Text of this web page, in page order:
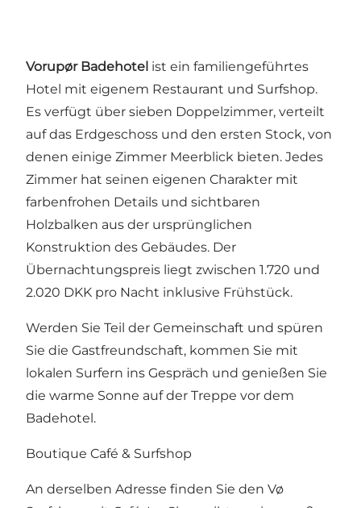
Vorupør Badehotel ist ein familiengeführtes
Hotel mit eigenem Restaurant und Surfshop.
Es verfügt über sieben Doppelzimmer, verteilt
auf das Erdgeschoss und den ersten Stock, von
denen einige Zimmer Meerblick bieten. Jedes
Zimmer hat seinen eigenen Charakter mit
farbenfrohen Details und sichtbaren
Holzbalken aus der ursprünglichen
Konstruktion des Gebäudes. Der
Übernachtungspreis liegt zwischen 1.720 und
2.020 DKK pro Nacht inklusive Frühstück.
Werden Sie Teil der Gemeinschaft und spüren
Sie die Gastfreundschaft, kommen Sie mit
lokalen Surfern ins Gespräch und genießen Sie
die warme Sonne auf der Treppe vor dem
Badehotel.
Boutique Café & Surfshop
An derselben Adresse finden Sie den Vø